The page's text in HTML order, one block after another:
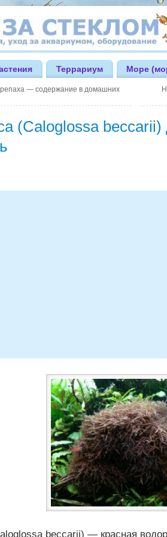
Террариум Море
— содержание в домашних
(Caloglossa beccarii)
beccarii) — красная